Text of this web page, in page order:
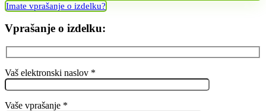
Imate vprašanje o izdelku?
Vprašanje o izdelku:
Vaš elektronski naslov *
Vaše vprašanje *